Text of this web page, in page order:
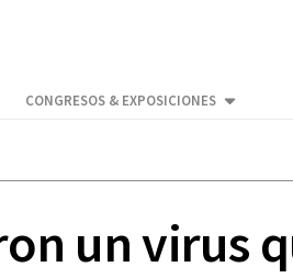
CONGRESOS & EXPOSICIONES
un virus